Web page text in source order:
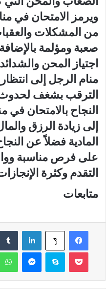
ويرمز الامتحان في
من المشكلات
صعبة ومؤلمة
اجتياز المحن
منام الرجل إلى
الترقب بشغف لحدوث
النجاح بالامتحان في
إلى زيادة الرزق
المادية فضلاً عن
على فرص مناسبة
التقدم وكثرة
متابعات
فيسبوك ‫X لينكدإن
سكايب